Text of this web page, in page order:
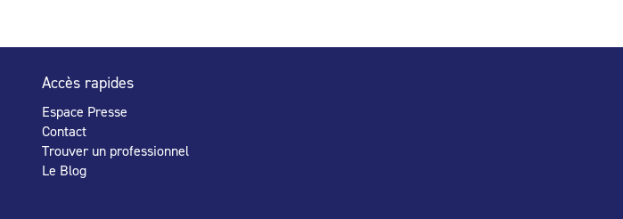
Accès rapides
Espace Presse
Contact
Trouver un professionnel
Le Blog